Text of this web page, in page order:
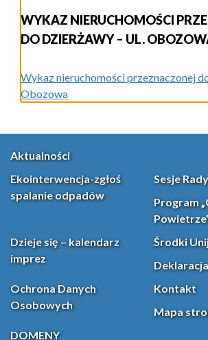
WYKAZ NIERUCHOMOŚCI
DO DZIERŻAWY – UL.
Wykaz nieruchomości przeznaczonej
Obozowa
Aktualności
Ekointerwencja-zgłoś
spalanie odpadów
Sesje
Program
Dzieje się – kalendarz
imprez
Środki
Ochrona Danych
Osobowych
Kontakt
Mapa
DOMENY